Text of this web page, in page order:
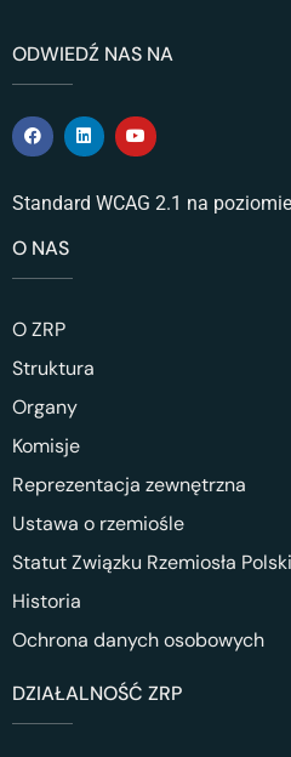
ODWIEDŹ NAS NA
Standard WCAG 2.1 na
O NAS
O ZRP
Struktura
Organy
Komisje
Reprezentacja zewnętrzna
Ustawa o rzemiośle
Statut Związku Rzemiosła
Historia
Ochrona danych osobowych
DZIAŁALNOŚĆ ZRP